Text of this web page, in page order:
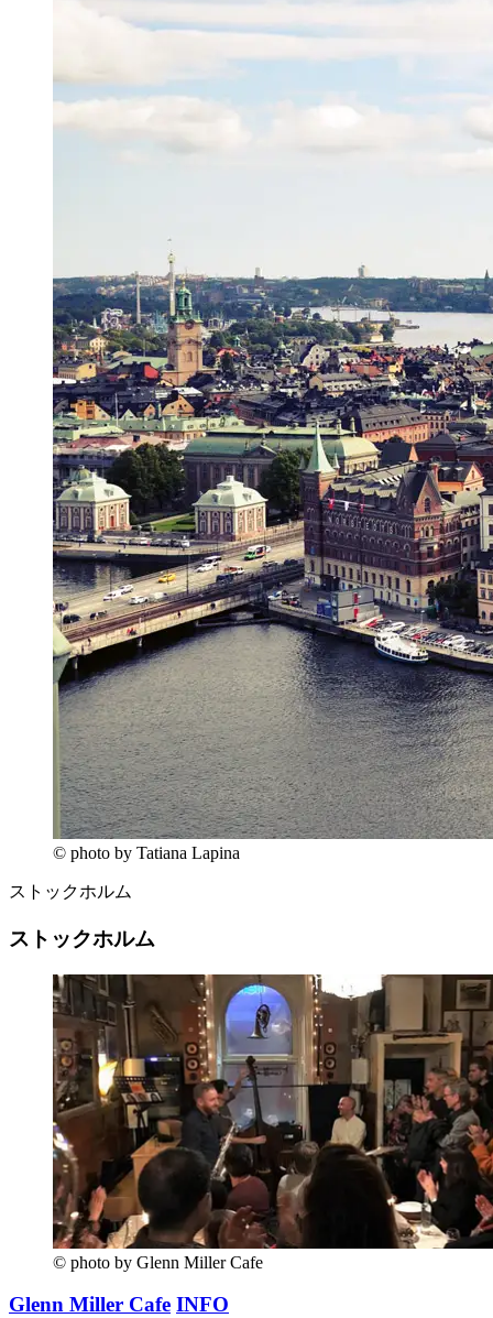
© photo by Tatiana Lapina
ストックホルム
ストックホルム
© photo by Glenn Miller Cafe
Glenn Miller Cafe INFO